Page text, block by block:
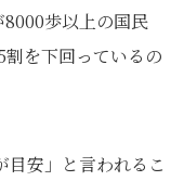
歩以上の国民
割を下回っているの
目安」と言われるこ